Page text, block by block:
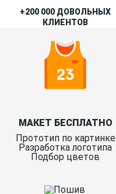
+200 000 ДОВОЛЬНЫХ
КЛИЕНТОВ
МАКЕТ БЕСПЛАТНО
Прототип по картинке
Разработка логотипа
Подбор цветов